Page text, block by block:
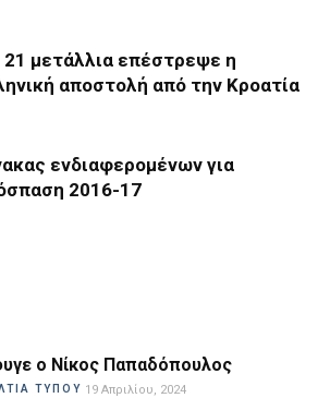
μετάλλια επέστρεψε η
αποστολή από την Κροατία
ενδιαφερομένων για
2016-17
ο Νίκος Παπαδόπουλος
ΤΥΠΟΥ 19 Απριλίου, 2024